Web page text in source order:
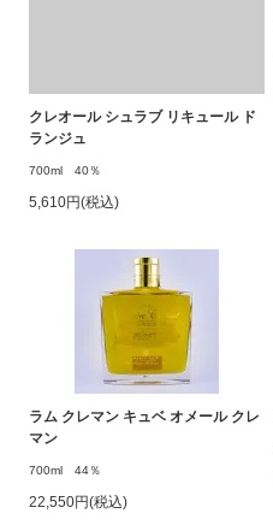
クレオール シュラブ リキュール ド
ランジュ
700ml 40％
5,610円(税込)
ラム クレマン キュベ オメール クレ
マン
700ml 44％
22,550円(税込)